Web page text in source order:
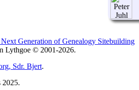
Generation of Genealogy Sitebuilding
Lythgoe © 2001-2026.
Sdr. Bjert.
2025.